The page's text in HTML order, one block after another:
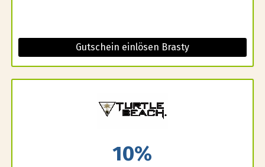
Gutschein einlösen Brasty
10%